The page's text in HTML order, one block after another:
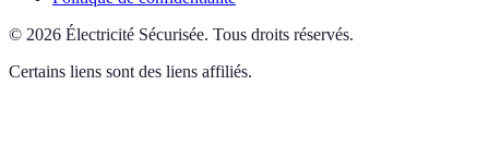
© 2026 Électricité Sécurisée. Tous droits réservés.
Certains liens sont des liens affiliés.